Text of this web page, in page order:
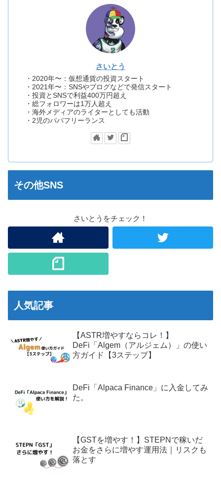
さいとう
・2020年〜：仮想通貨の投資スタート
・2021年〜：SNSやブログなどで発信スタート
・投資とSNSで利益400万円超え
・総フォロワーは1万人超え
・海外メディアのライターとしても活動
・2児のパパフリーランス
その他SNS
さいとうをチェック！
人気記事
【ASTR増やすならコレ！】
DeFi「Algem（アルジェム）」の使い
方ガイド【3ステップ】
DeFi「Alpaca Finance」に入金してみ
た。
【GSTを増やす！】STEPNで稼いだ
お金をさらに増やす運用法｜リスクも
落とす